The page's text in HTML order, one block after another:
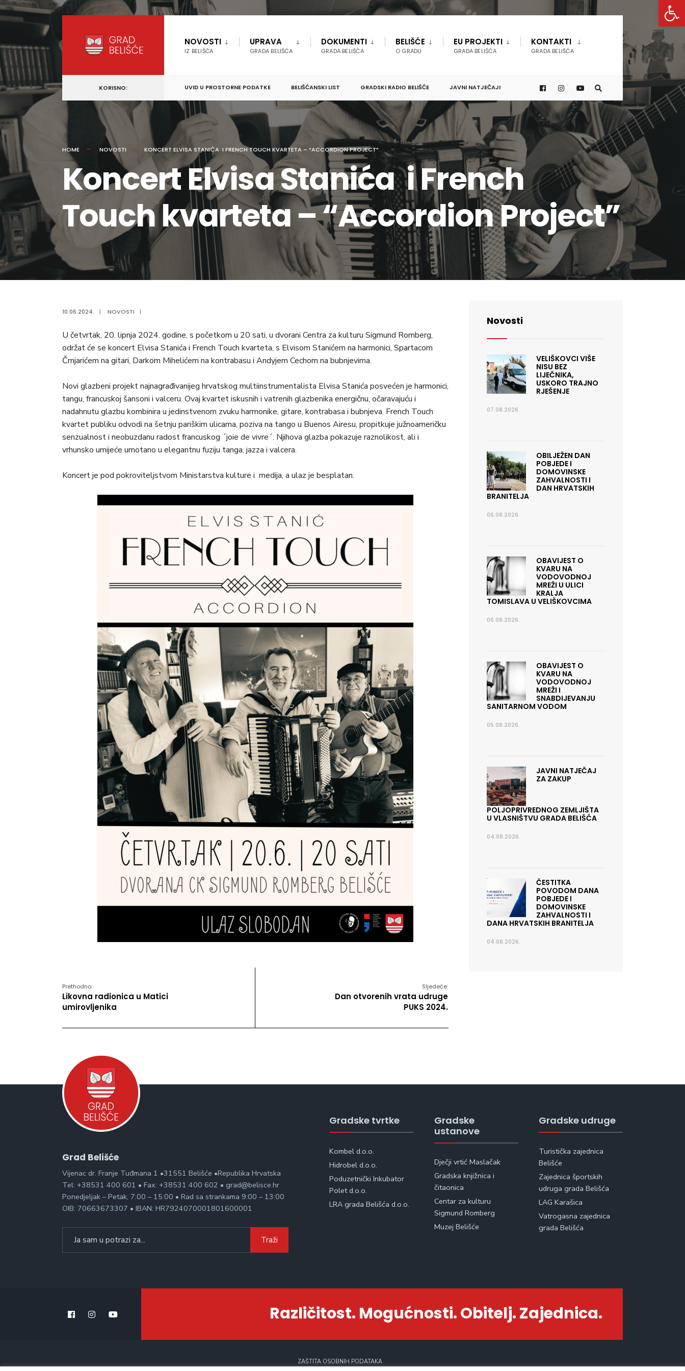
content
content
NOVOSTI
IZ BELIŠĆA
UPRAVA
GRADA BELIŠĆA
DOKUMENTI
GRADA BELIŠĆA
BELIŠĆE
O GRADU
EU PROJEKTI
GRADA BELIŠĆA
KONTAKTI
GRADA BELIŠĆA
KORISNO: UVID U PROSTORNE PODATKE BELIŠĆANSKI LIST GRADSKI RADIO BELIŠĆE JAVNI NATJEČAJI
HOME NOVOSTI KONCERT ELVISA STANIĆA I FRENCH TOUCH KVARTETA – “ACCORDION PROJECT”
Koncert Elvisa Stanića i French
Touch kvarteta – “Accordion Project”
10.06.2024. | NOVOSTI |
U četvrtak, 20. lipnja 2024. godine, s početkom u 20 sati, u dvorani Centra za kulturu Sigmund Romberg,
održat će se koncert Elvisa Stanića i French Touch kvarteta, s Elvisom Stanićem na harmonici, Spartacom
Črnjarićem na gitari, Darkom Mihelićem na kontrabasu i Andyjem Cechom na bubnjevima.
Novi glazbeni projekt najnagrađivanijeg hrvatskog multiinstrumentalista Elvisa Stanića posvećen je harmonici,
tangu, francuskoj šansoni i valceru. Ovaj kvartet iskusnih i vatrenih glazbenika energičnu, očaravajuću i
nadahnutu glazbu kombinira u jedinstvenom zvuku harmonike, gitare, kontrabasa i bubnjeva. French Touch
kvartet publiku odvodi na šetnju pariškim ulicama, poziva na tango u Buenos Airesu, propitkuje južnoameričku
senzualnost i neobuzdanu radost francuskog ´joie de vivre´. Njihova glazba pokazuje raznolikost, ali i
vrhunsko umijeće umotano u elegantnu fuziju tanga, jazza i valcera.
Koncert je pod pokroviteljstvom Ministarstva kulture i medija, a ulaz je besplatan.
Prethodno:
Likovna radionica u Matici
umirovljenika
Sljedeće:
Dan otvorenih vrata udruge
PUKS 2024.
Novosti
VELIŠKOVCI VIŠE
NISU BEZ
LIJEČNIKA,
USKORO TRAJNO
RJEŠENJE
07.08.2026.
OBILJEŽEN DAN
POBJEDE I
DOMOVINSKE
ZAHVALNOSTI I
DAN HRVATSKIH
BRANITELJA
06.08.2026.
OBAVIJEST O
KVARU NA
VODOVODNOJ
MREŽI U ULICI
KRALJA
TOMISLAVA U VELIŠKOVCIMA
06.08.2026.
OBAVIJEST O
KVARU NA
VODOVODNOJ
MREŽI I
SNABDIJEVANJU
SANITARNOM VODOM
05.08.2026.
JAVNI NATJEČAJ
ZA ZAKUP
POLJOPRIVREDNOG ZEMLJIŠTA
U VLASNIŠTVU GRADA BELIŠĆA
04.08.2026.
ČESTITKA
POVODOM DANA
POBJEDE I
DOMOVINSKE
ZAHVALNOSTI I
DANA HRVATSKIH BRANITELJA
04.08.2026.
Grad Belišće
Vijenac dr. Franje Tuđmana 1 •31551 Belišće •Republika Hrvatska
Tel: +38531 400 601 • Fax: +38531 400 602 • grad@belisce.hr
Ponedjeljak – Petak, 7:00 – 15:00 • Rad sa strankama 9:00 – 13:00
OIB: 70663673307 • IBAN: HR7924070001801600001
Traži
Gradske tvrtke
Kombel d.o.o.
Hidrobel d.o.o.
Poduzetnički Inkubator
Polet d.o.o.
LRA grada Belišća d.o.o.
Gradske
ustanove
Dječji vrtić Maslačak
Gradska knjižnica i
čitaonica
Centar za kulturu
Sigmund Romberg
Muzej Belišće
Gradske udruge
Turistička zajednica
Belišće
Zajednica športskih
udruga grada Belišća
LAG Karašica
Vatrogasna zajednica
grada Belišća
Različitost. Mogućnosti. Obitelj. Zajednica.
ZAŠTITA OSOBNIH PODATAKA